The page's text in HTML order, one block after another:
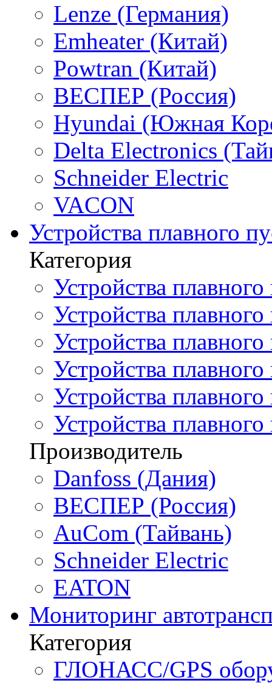
Lenze (Германия)
Emheater (Китай)
Powtran (Китай)
ВЕСПЕР (Россия)
Hyundai (Южная
Delta Electronics
Schneider Electric
VACON
Устройства плавного
Категория
Устройства
Устройства
Устройства
Устройства
Устройства
Устройства
Производитель
Danfoss (Дания)
ВЕСПЕР (Россия)
AuCom (Тайвань)
Schneider Electric
EATON
Мониторинг
Категория
ГЛОНАСС/GPS